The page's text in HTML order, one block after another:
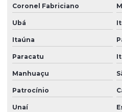
Coronel Fabriciano
Ubá
Itaúna
Paracatu
Manhuaçu
Patrocínio
Unaí